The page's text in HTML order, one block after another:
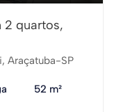
2 quartos,
Araçatuba-SP
52 m²